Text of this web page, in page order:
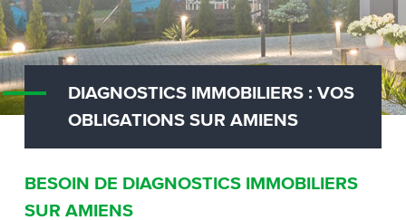
DIAGNOSTICS IMMOBILIERS : VOS
OBLIGATIONS SUR AMIENS
BESOIN DE DIAGNOSTICS IMMOBILIERS
SUR AMIENS